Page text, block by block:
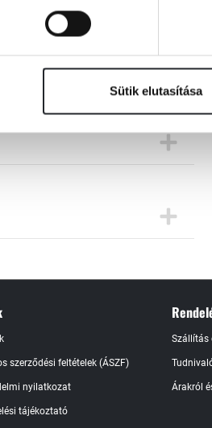
Sütik elutasítása
szerződési feltételek (ÁSZF)
nyilatkozat
tájékoztató
Szállítás
Árakról